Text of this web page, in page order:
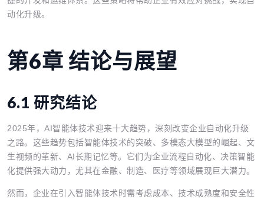
动化升级。
第6章 结论与展望
6.1 研究结论
2025年，AI智能体技术迎来十大趋势，深刻改变企业自动化升级
之路。这些趋势包括智能体技术的突破、多模态大模型的崛起、文
生视频的革新、AI长期记忆等。它们为企业流程自动化、决策智能
化提供强大动力，尤其在金融、制造、医疗等领域展现巨大潜力。
然而，企业在引入智能体技术时需考虑成本、技术成熟度和安全性